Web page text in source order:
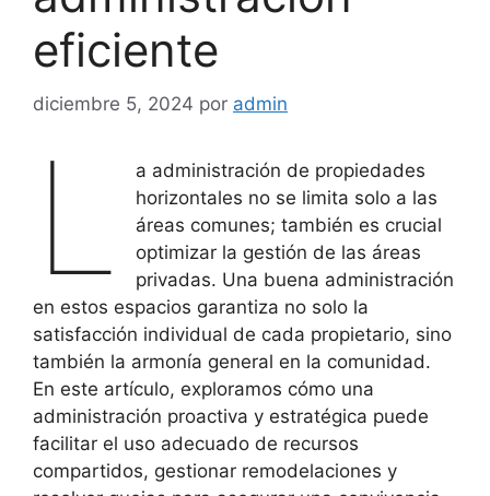
eficiente
diciembre 5, 2024 por admin
L
a administración de propiedades
horizontales no se limita solo a las
áreas comunes; también es crucial
optimizar la gestión de las áreas
privadas. Una buena administración
en estos espacios garantiza no solo la
satisfacción individual de cada propietario, sino
también la armonía general en la comunidad.
En este artículo, exploramos cómo una
administración proactiva y estratégica puede
facilitar el uso adecuado de recursos
compartidos, gestionar remodelaciones y